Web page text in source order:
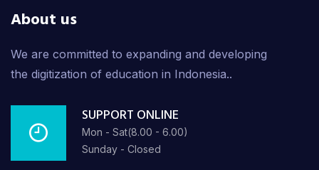
About us
We are committed to expanding and developing
the digitization of education in Indonesia..
SUPPORT ONLINE
Mon - Sat(8.00 - 6.00)
Sunday - Closed